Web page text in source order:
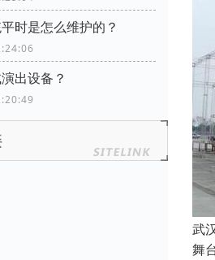
时是怎么维护的？
出设备？
武
舞